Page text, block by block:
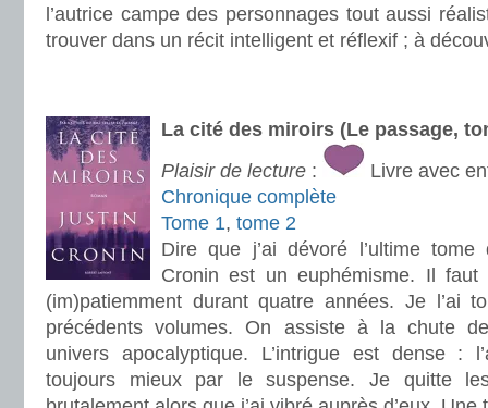
l’autrice campe des personnages tout aussi
trouver dans un récit intelligent et réflexif ; à
La cité des miroirs (Le passage,
Plaisir de lecture :
Livre avec
Chronique complète
Tome 1, tome 2
Dire que j’ai dévoré l’ultime
Cronin est un euphémisme. Il faut
(im)patiemment durant quatre années. Je l’ai
précédents volumes. On assiste à la chute
univers apocalyptique. L’intrigue est dense :
toujours mieux par le suspense. Je quitte